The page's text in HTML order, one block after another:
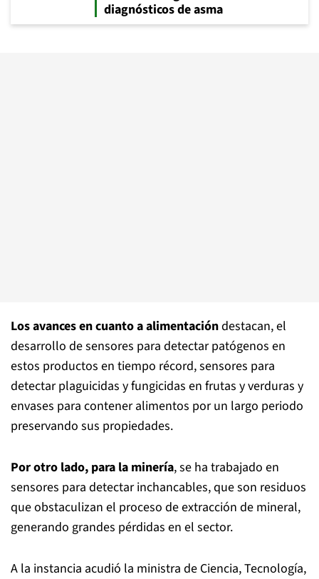
diagnósticos de asma
Los avances en cuanto a alimentacióndestacan, el
desarrollo de sensores para detectar patógenos en
estos productos en tiempo récord, sensores para
detectar plaguicidas y fungicidas en frutas y verduras y
envases para contener alimentos por un largo periodo
preservando sus propiedades.
Por otro lado, para la minería, se ha trabajado en
sensores para detectar inchancables, que son residuos
que obstaculizan el proceso de extracción de mineral,
generando grandes pérdidas en el sector.
A la instancia acudió la ministra de Ciencia, Tecnología,